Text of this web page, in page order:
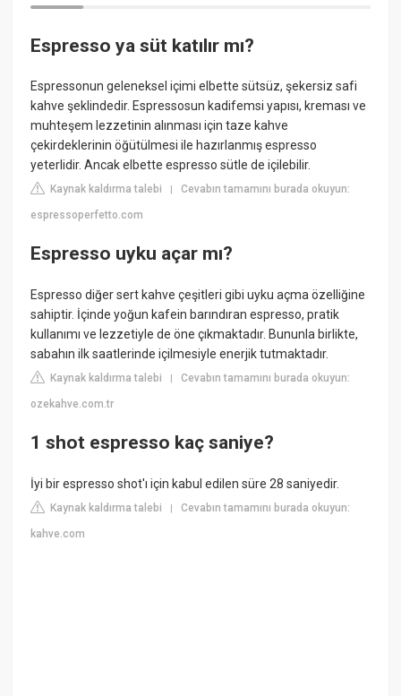
Espresso ya süt katılır mı?
Espressonun geleneksel içimi elbette sütsüz, şekersiz safi
kahve şeklindedir. Espressosun kadifemsi yapısı, kreması ve
muhteşem lezzetinin alınması için taze kahve
çekirdeklerinin öğütülmesi ile hazırlanmış espresso
yeterlidir. Ancak elbette espresso sütle de içilebilir.
Kaynak kaldırma talebi |Cevabın tamamını burada okuyun:
espressoperfetto.com
Espresso uyku açar mı?
Espresso diğer sert kahve çeşitleri gibi uyku açma özelliğine
sahiptir. İçinde yoğun kafein barındıran espresso, pratik
kullanımı ve lezzetiyle de öne çıkmaktadır. Bununla birlikte,
sabahın ilk saatlerinde içilmesiyle enerjik tutmaktadır.
Kaynak kaldırma talebi |Cevabın tamamını burada okuyun:
ozekahve.com.tr
1 shot espresso kaç saniye?
İyi bir espresso shot'ı için kabul edilen süre 28 saniyedir.
Kaynak kaldırma talebi |Cevabın tamamını burada okuyun:
kahve.com